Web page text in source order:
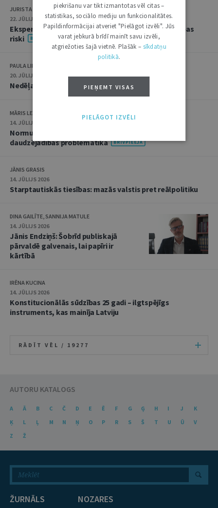
JURISTA VĀRDS
22. JŪLIJS 2026 • 14:00
Ekspertu saruna jūlijā: krimināltiesības un būvniecības
riski
PAULA LIPE
20. JŪLIJS 2026 • 16:05
Nedēļas notikumu apskats: 13.–17. jūlijs
MĀRIS LEJA
14. JŪLIJS 2026
Normu konkurences un noziedzīgu nodarījumu
daudzējādības problemātika
JĀNIS GRASIS
14. JŪLIJS 2026
Starptautiskās tiesības: mazās valstis pret reālpolitiku
DINA GAILĪTE, SANNIJA MATULE
14. JŪLIJS 2026
Jānis Endziņš: Šobrīd publiskajā
pārvaldē galvenais, lai papīri ir
kārtībā
IRĒNA KUCINA
14. JŪLIJS 2026
Konstitucionālās sūdzības 25 gadi – ilgtspējīgs
instruments, kas mainīja Latviju
RĀDĪT VĒL / 19277
AUTORU KATALOGS
A Ā B C Č D E Ē F G Ģ H I J
K
Ķ
L Ļ M N Ņ O P R S Š T U Ū
V
Z
Ž
ŽURNĀLS NOZARES
piekrišanu var tikt izmantotas vēl citas –
statistikas, sociālo mediju un funkcionalitātes.
Papildinformācijai atveriet "Pielāgot izvēli". Jūs
varat jebkurā brīdī mainīt savu izvēli,
atgriežoties šajā vietnē. Plašāk – sīkdatņu
politikā.
PIEŅEMT VISAS
PIELĀGOT IZVĒLI